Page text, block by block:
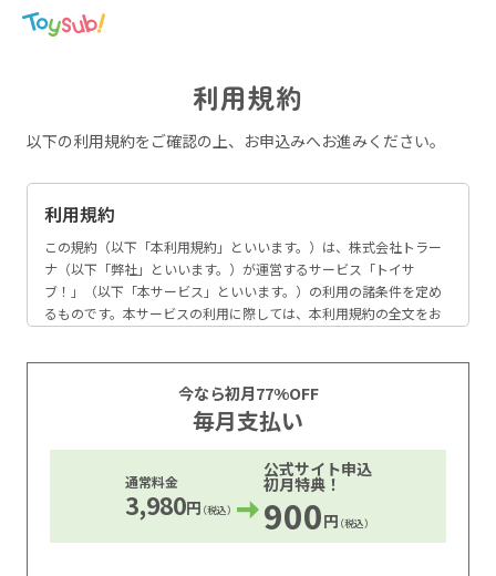
利用規約
以下の利用規約をご確認の上、お申込みへお進みください。
利用規約
この規約（以下「本利用規約」といいます。）は、株式会社トラー
ナ（以下「弊社」といいます。）が運営するサービス「トイサ
ブ！」（以下「本サービス」といいます。）の利用の諸条件を定め
るものです。本サービスの利用に際しては、本利用規約の全文をお
(1)「当社」とは、株式会社トラーナをいいます。
(2)「当サイト」とは、「トイサブ！（https://toysub.net）」
ウェブサイトのことをいいます。
今なら初月77%OFF
毎月支払い
通常料金
3,980円 （税込）
公式サイト申込
初月特典！
900円 （税込）